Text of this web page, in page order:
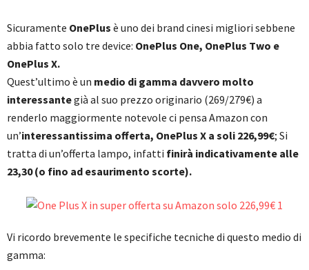
Sicuramente OnePlus è uno dei brand cinesi migliori sebbene
abbia fatto solo tre device: OnePlus One, OnePlus Two e
OnePlus X.
Quest’ultimo è un medio di gamma davvero molto
interessantegià al suo prezzo originario (269/279€) a
renderlo maggiormente notevole ci pensa Amazon con
un’interessantissima offerta, OnePlus X a soli 226,99€; Si
tratta di un’offerta lampo, infatti finirà indicativamente alle
23,30 (o fino ad esaurimento scorte).
Vi ricordo brevemente le specifiche tecniche di questo medio di
gamma: